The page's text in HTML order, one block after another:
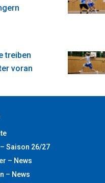
treiben
voran
Saison 26/27
– News
– News